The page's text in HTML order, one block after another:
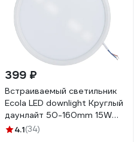
399 ₽
Встраиваемый светильник
Ecola LED downlight Круглый
даунлайт 50-160mm 15W
220V 4200K 175x20
4.1(34)